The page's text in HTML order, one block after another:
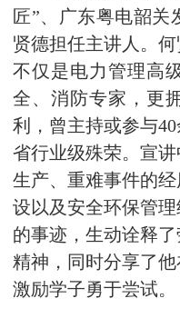
匠”、广东粤电韶
贤德担任主讲人。何
不仅是电力管理高
全、消防专家，更
利，曾主持或参与
省行业级殊荣。宣
生产、重难事件的
设以及安全环保管
的事迹，生动诠释
精神，同时分享了
激励学子勇于尝试。